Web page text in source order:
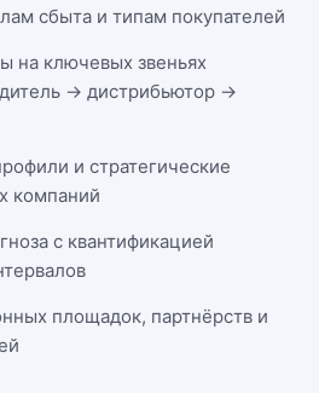
сбыта и типам покупателей
на ключевых звеньях
→ дистрибьютор →
и стратегические
компаний
с квантификацией
площадок, партнёрств и